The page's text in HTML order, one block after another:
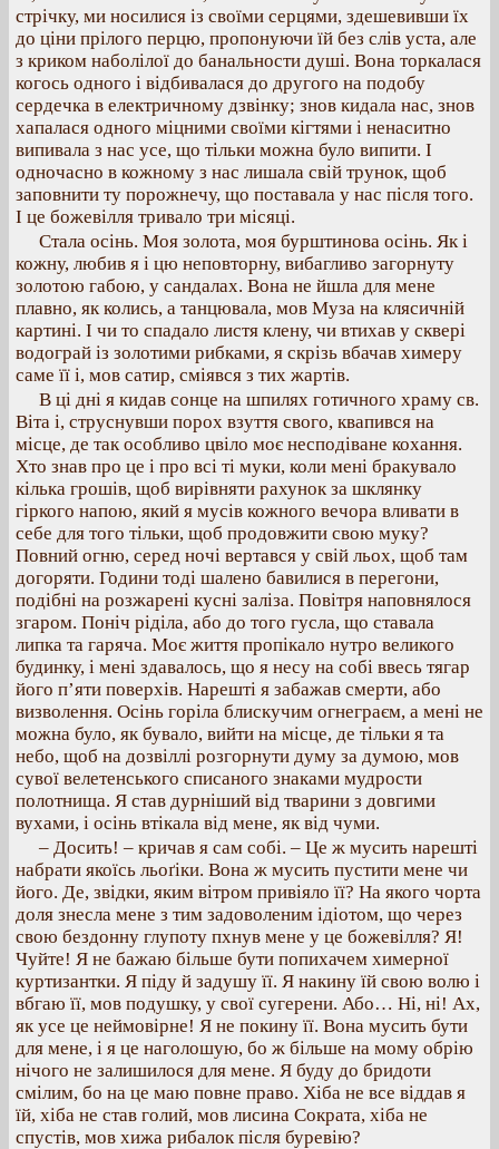
стрічку, ми носилися із своїми серцями, здешевивши їх
до ціни прілого перцю, пропонуючи їй без слів уста, але
з криком наболілої до банальности душі. Вона торкалася
когось одного і відбивалася до другого на подобу
сердечка в електричному дзвінку; знов кидала нас, знов
хапалася одного міцними своїми кігтями і ненаситно
випивала з нас усе, що тільки можна було випити. І
одночасно в кожному з нас лишала свій трунок, щоб
заповнити ту порожнечу, що поставала у нас після того.
І це божевілля тривало три місяці.
Стала осінь. Моя золота, моя бурштинова осінь. Як і
кожну, любив я і цю неповторну, вибагливо загорнуту
золотою габою, у сандалах. Вона не йшла для мене
плавно, як колись, а танцювала, мов Муза на клясичній
картині. І чи то спадало листя клену, чи втихав у сквері
водограй із золотими рибками, я скрізь вбачав химеру
саме її і, мов сатир, сміявся з тих жартів.
В ці дні я кидав сонце на шпилях готичного храму св.
Віта і, струснувши порох взуття свого, квапився на
місце, де так особливо цвіло моє несподіване кохання.
Хто знав про це і про всі ті муки, коли мені бракувало
кілька грошів, щоб вирівняти рахунок за шклянку
гіркого напою, який я мусів кожного вечора вливати в
себе для того тільки, щоб продовжити свою муку?
Повний огню, серед ночі вертався у свій льох, щоб там
догоряти. Години тоді шалено бавилися в перегони,
подібні на розжарені кусні заліза. Повітря наповнялося
згаром. Поніч ріділа, або до того гусла, що ставала
липка та гаряча. Моє життя пропікало нутро великого
будинку, і мені здавалось, що я несу на собі ввесь тягар
його п’яти поверхів. Нарешті я забажав смерти, або
визволення. Осінь горіла блискучим огнеграєм, а мені не
можна було, як бувало, вийти на місце, де тільки я та
небо, щоб на дозвіллі розгорнути думу за думою, мов
сувої велетенського списаного знаками мудрости
полотнища. Я став дурніший від тварини з довгими
вухами, і осінь втікала від мене, як від чуми.
– Досить! – кричав я сам собі. – Це ж мусить нарешті
набрати якоїсь льоґіки. Вона ж мусить пустити мене чи
його. Де, звідки, яким вітром привіяло її? На якого чорта
доля знесла мене з тим задоволеним ідіотом, що через
свою бездонну глупоту пхнув мене у це божевілля? Я!
Чуйте! Я не бажаю більше бути попихачем химерної
куртизантки. Я піду й задушу її. Я накину їй свою волю і
вбгаю її, мов подушку, у свої сугерени. Або… Ні, ні! Ах,
як усе це неймовірне! Я не покину її. Вона мусить бути
для мене, і я це наголошую, бо ж більше на мому обрію
нічого не залишилося для мене. Я буду до бридоти
смілим, бо на це маю повне право. Хіба не все віддав я
їй, хіба не став голий, мов лисина Сократа, хіба не
спустів, мов хижа рибалок після буревію?